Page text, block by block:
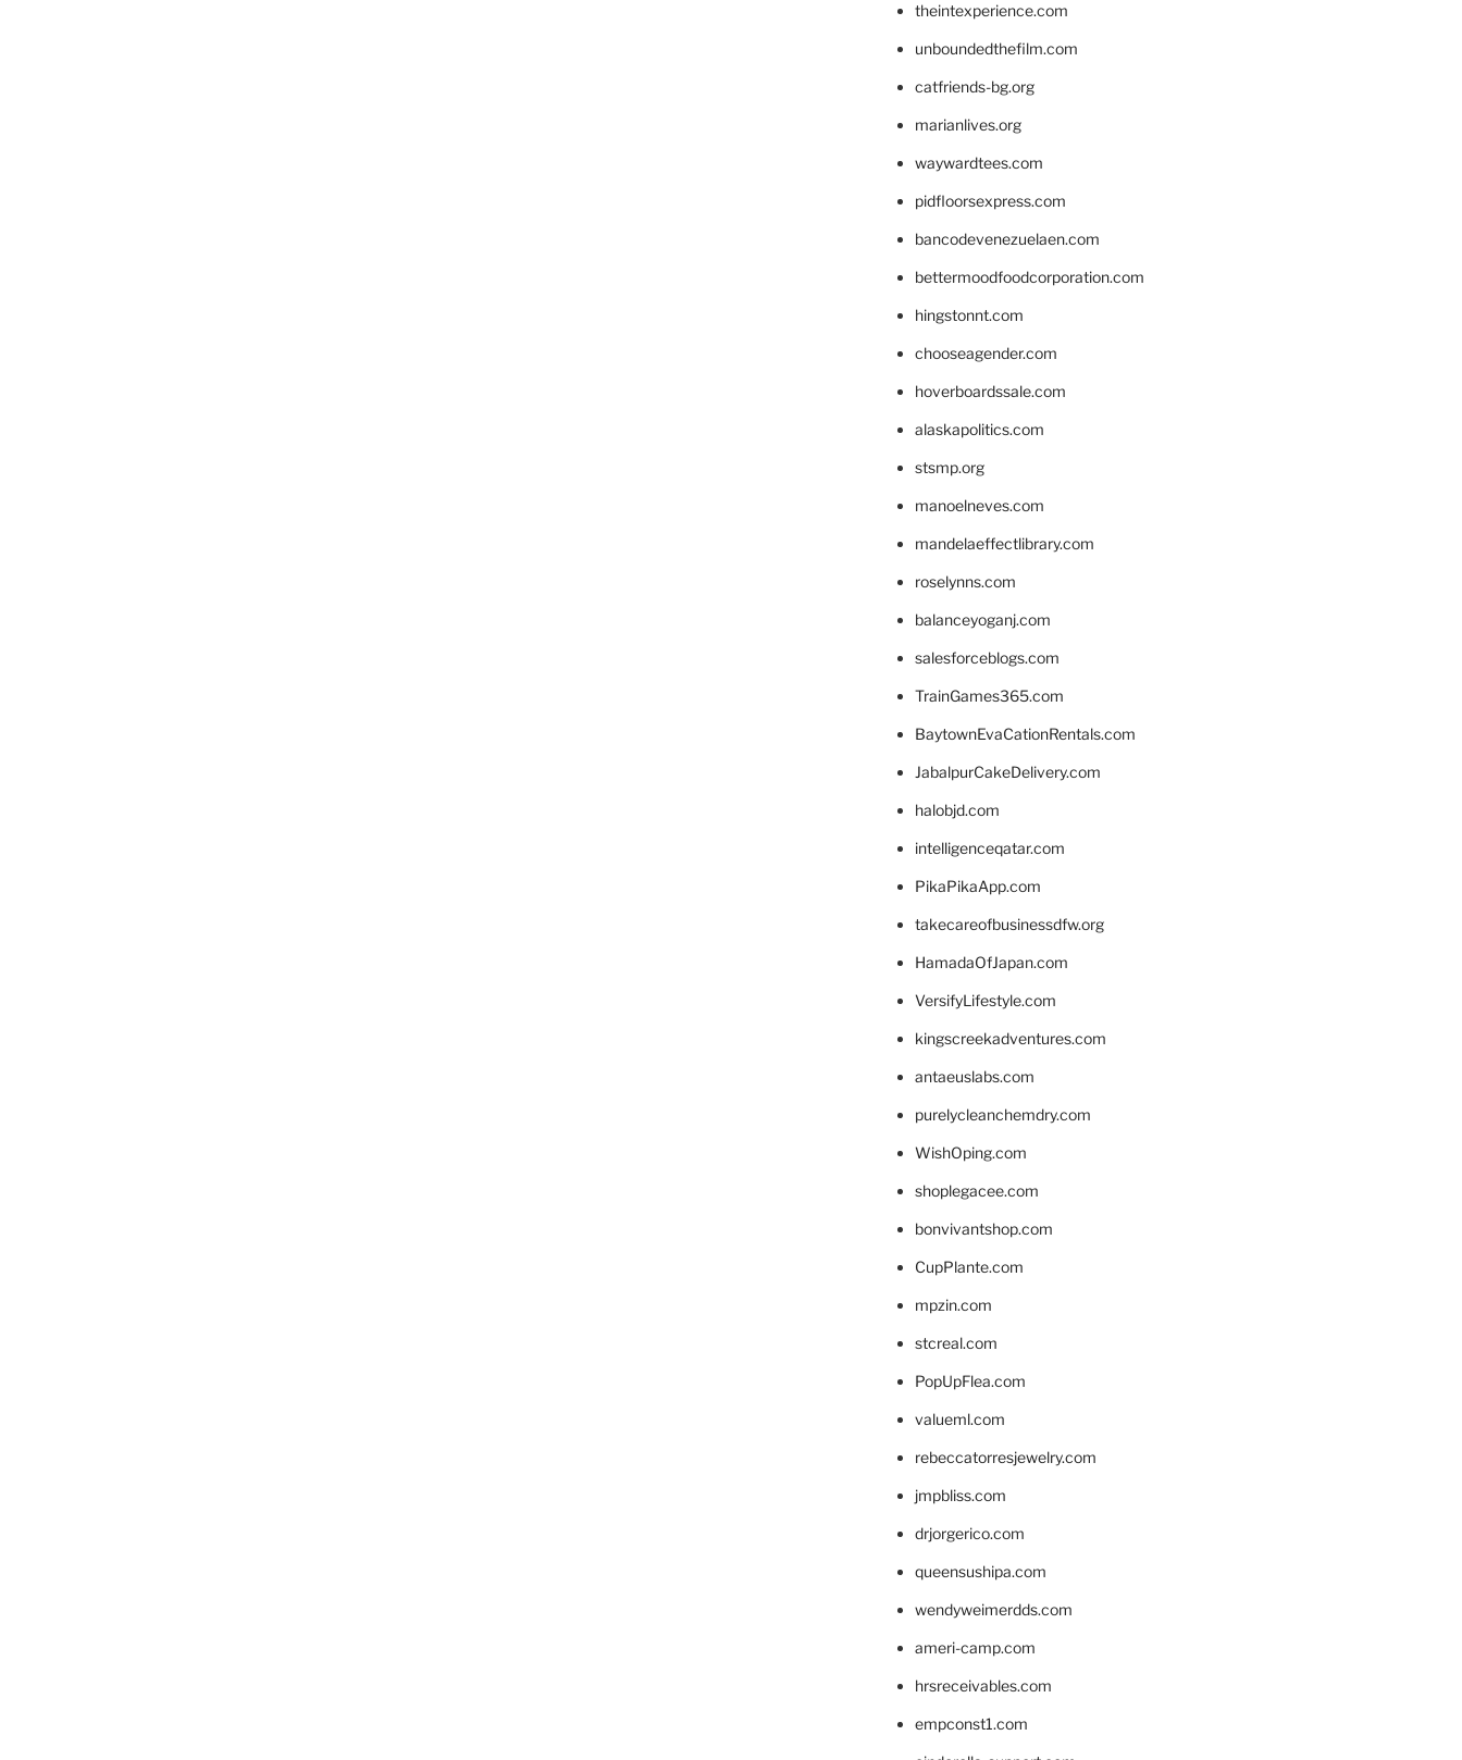
theintexperience.com
unboundedthefilm.com
catfriends-bg.org
marianlives.org
waywardtees.com
pidfloorsexpress.com
bancodevenezuelaen.com
bettermoodfoodcorporation.com
hingstonnt.com
chooseagender.com
hoverboardssale.com
alaskapolitics.com
stsmp.org
manoelneves.com
mandelaeffectlibrary.com
roselynns.com
balanceyoganj.com
salesforceblogs.com
TrainGames365.com
BaytownEvaCationRentals.com
JabalpurCakeDelivery.com
halobjd.com
intelligenceqatar.com
PikaPikaApp.com
takecareofbusinessdfw.org
HamadaOfJapan.com
VersifyLifestyle.com
kingscreekadventures.com
antaeuslabs.com
purelycleanchemdry.com
WishOping.com
shoplegacee.com
bonvivantshop.com
CupPlante.com
mpzin.com
stcreal.com
PopUpFlea.com
valueml.com
rebeccatorresjewelry.com
jmpbliss.com
drjorgerico.com
queensushipa.com
wendyweimerdds.com
ameri-camp.com
hrsreceivables.com
empconst1.com